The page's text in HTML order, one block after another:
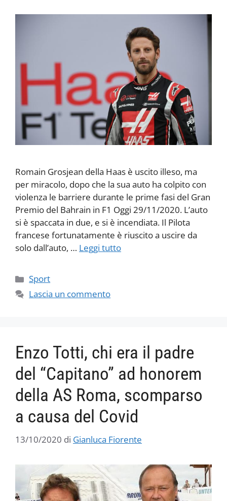
Romain Grosjean della Haas è uscito illeso, ma
per miracolo, dopo che la sua auto ha colpito con
violenza le barriere durante le prime fasi del Gran
Premio del Bahrain in F1 Oggi 29/11/2020. L’auto
si è spaccata in due, e si è incendiata. Il Pilota
francese fortunatamente è riuscito a uscire da
solo dall’auto, … Leggi tutto
Categorie
Sport
Lascia un commento
Enzo Totti, chi era il padre
del “Capitano” ad honorem
della AS Roma, scomparso
a causa del Covid
13/10/2020 di Gianluca Fiorente